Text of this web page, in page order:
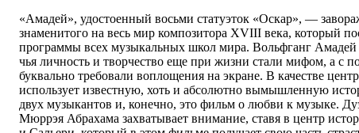
«Амадей», удостоенный восьми статуэток «Оскар», —
знаменитого на весь мир композитора XVIII века, который
программы всех музыкальных школ мира. Вольфганг
чья личность и творчество еще при жизни стали мифом, а с
буквально требовали воплощения на экране. В качестве
использует известную, хоть и абсолютно вымышленную
двух музыкантов и, конечно, это фильм о любви к музыке.
Мюррэя Абрахама захватывает внимание, ставя в центр